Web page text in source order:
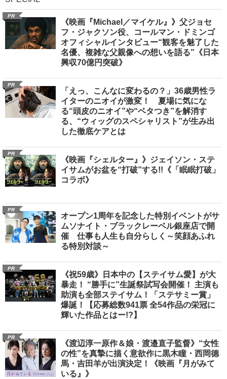
PR
《映画『Michael／マイケル』》父ジョセ
フ・ジャクソン役、コールマン・ドミンゴ
オフィシャルインタビュー“観客を魅了した
名優、複雑な父親像への想いを語る”《日本
興収70億円突破》
PR
「えっ、こんなに変わるの？」36歳男性ラ
イターのニオイが激変！ 夏場に気にな
る“頭皮のニオイ”や“ベタつき”を解消す
る、“ウィッグのスペシャリスト”が生み出
した徹底ケアとは
PR
《映画『シェルター』》ジェイソン・ステ
イサムがお盆を“打破”する!!《「眠眠打破」
コラボ》
PR
オープン1周年を記念した特別イベントがサ
ムソナイト・ブラックレーベル銀座店で開
催 仕事も人生も自分らしく～笑顔あふれ
る特別対談～
PR
《祝59歳》日本中の【ステイサム愛】が大
暴走！ “勝手に”生誕祭試写会開催！ 主演も
助演も全部ステイサム！「ステサミー賞」
爆誕！【応募総数941票 全54作品の栄冠に
輝いた作品とはー!?】
PR
《渡辺淳一原作＆娘・渡邉直子監督》“女性
の性”を真摯に描く意欲作に黒木瞳・西岡德
馬・吉田羊が出演決定！《映画『月がみて
いる』》